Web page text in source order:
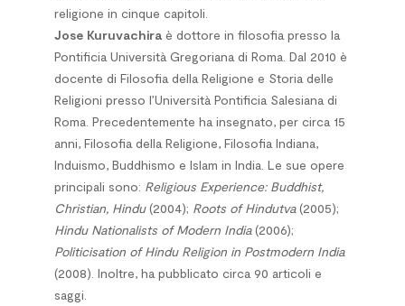
religione in cinque capitoli.
Jose Kuruvachira è dottore in filosofia presso la
Pontificia Università Gregoriana di Roma. Dal 2010 è
docente di Filosofia della Religione e Storia delle
Religioni presso l’Università Pontificia Salesiana di
Roma. Precedentemente ha insegnato, per circa 15
anni, Filosofia della Religione, Filosofia Indiana,
Induismo, Buddhismo e Islam in India. Le sue opere
principali sono: Religious Experience: Buddhist,
Christian, Hindu(2004); Roots of Hindutva(2005);
Hindu Nationalists of Modern India(2006);
Politicisation of Hindu Religion in Postmodern India
(2008). Inoltre, ha pubblicato circa 90 articoli e
saggi.